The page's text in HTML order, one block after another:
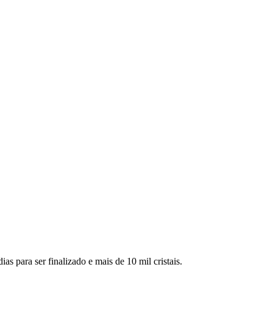
para ser finalizado e mais de 10 mil cristais.